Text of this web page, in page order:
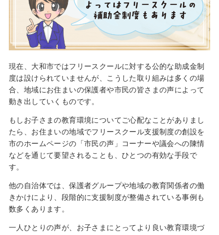
現在、大和市ではフリースクールに対する公的な助成金制
度は設けられていませんが、こうした取り組みは多くの場
合、地域にお住まいの保護者や市民の皆さまの声によって
動き出していくものです。
もしお子さまの教育環境についてご心配なことがありまし
たら、お住まいの地域でフリースクール支援制度の創設を
市のホームページの「市民の声」コーナーや議会への陳情
などを通じて要望されることも、ひとつの有効な手段で
す。
他の自治体では、保護者グループや地域の教育関係者の働
きかけにより、段階的に支援制度が整備されている事例も
数多くあります。
一人ひとりの声が、お子さまにとってより良い教育環境づ